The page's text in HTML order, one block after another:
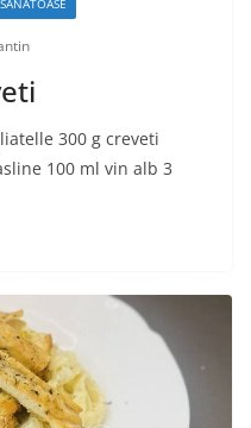
SANATOASE
300 g creveti
100 ml vin alb 3